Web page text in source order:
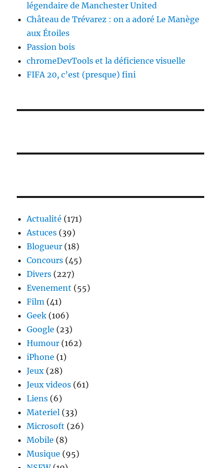
légendaire de Manchester United
Château de Trévarez : on a adoré Le Manège
aux Étoiles
Passion bois
chromeDevTools et la déficience visuelle
FIFA 20, c’est (presque) fini
Actualité (171)
Astuces (39)
Blogueur (18)
Concours (45)
Divers (227)
Evenement (55)
Film (41)
Geek (106)
Google (23)
Humour (162)
iPhone (1)
Jeux (28)
Jeux videos (61)
Liens (6)
Materiel (33)
Microsoft (26)
Mobile (8)
Musique (95)